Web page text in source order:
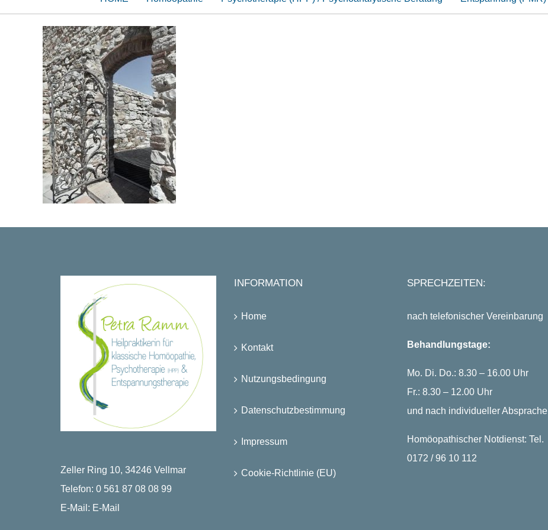
Zeller Ring 10, 34246 Vellmar
Telefon: 0 561 87 08 08 99
E-Mail: E-Mail
INFORMATION
Home
Kontakt
Nutzungsbedingung
Datenschutzbestimmung
Impressum
Cookie-Richtlinie (EU)
SPRECHZEITEN:
nach telefonischer Vereinbarung
Behandlungstage:
Mo. Di. Do.: 8.30 – 16.00 Uhr
Fr.: 8.30 – 12.00 Uhr
und nach individueller Absprache
Homöopathischer Notdienst: Tel.
0172 / 96 10 112